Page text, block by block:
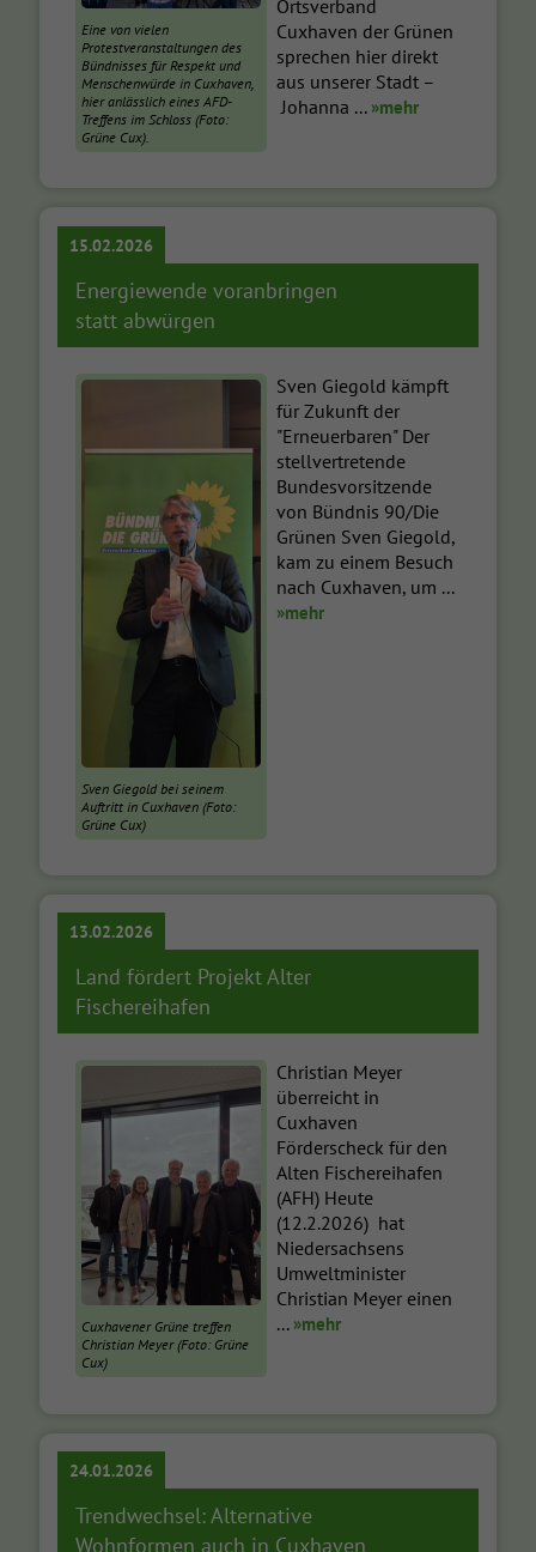
Eine von vielen
Protestveranstaltungen des
Bündnisses für Respekt und
Menschenwürde in Cuxhaven,
hier anlässlich eines AFD-
Treffens im Schloss (Foto:
Grüne Cux).
Ortsverband
Cuxhaven der Grünen
sprechen hier direkt
aus unserer Stadt –
Johanna ... »mehr
15.02.2026
Energiewende voranbringen
statt abwürgen
Sven Giegold bei seinem
Auftritt in Cuxhaven (Foto:
Grüne Cux)
Sven Giegold kämpft
für Zukunft der
"Erneuerbaren" Der
stellvertretende
Bundesvorsitzende
von Bündnis 90/Die
Grünen Sven Giegold,
kam zu einem Besuch
nach Cuxhaven, um ...
»mehr
13.02.2026
Land fördert Projekt Alter
Fischereihafen
Cuxhavener Grüne treffen
Christian Meyer (Foto: Grüne
Cux)
Christian Meyer
überreicht in
Cuxhaven
Förderscheck für den
Alten Fischereihafen
(AFH) Heute
(12.2.2026) hat
Niedersachsens
Umweltminister
Christian Meyer einen
... »mehr
24.01.2026
Trendwechsel: Alternative
Wohnformen auch in Cuxhaven